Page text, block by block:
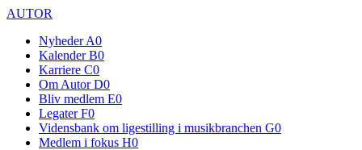
AUTOR
Nyheder A0
Kalender B0
Karriere C0
Om Autor D0
Bliv medlem E0
Legater F0
Vidensbank om ligestilling i musikbranchen G0
Medlem i fokus H0